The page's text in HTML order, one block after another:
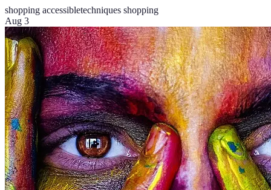
shopping accessibletechniques shopping
Aug 3